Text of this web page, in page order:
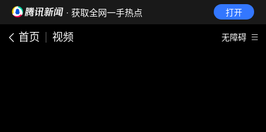
· 获取全网一手热点 打开
首页 视频 无障碍